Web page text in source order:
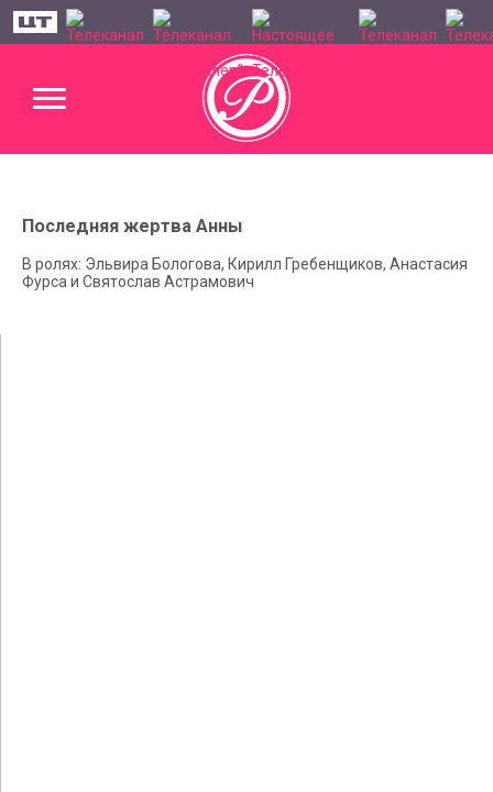
Последняя жертва Анны
В ролях: Эльвира Бологова, Кирилл Гребенщиков, Анастасия
Фурса и Святослав Астрамович